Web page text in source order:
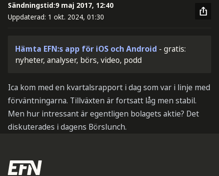
Sändningstid:9 maj 2017, 12:40
Uppdaterad: 1 okt. 2024, 01:30
Hämta EFN:s app för iOS och Android - gratis:
nyheter, analyser, börs, video, podd
Ica kom med en kvartalsrapport i dag som var i linje med
förväntningarna. Tillväxten är fortsatt låg men stabil.
Men hur intressant är egentligen bolagets aktie? Det
diskuterades i dagens Börslunch.